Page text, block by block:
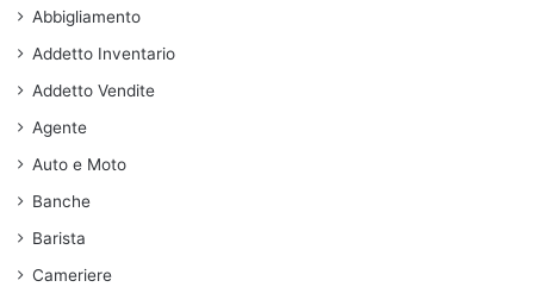
Abbigliamento
Addetto Inventario
Addetto Vendite
Agente
Auto e Moto
Banche
Barista
Cameriere